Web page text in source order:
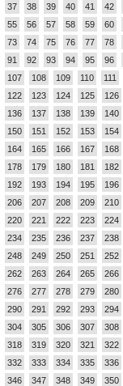
37
38 39 40 41 42
55
56 57 58 59 60
73
74 75 76 77 78
91
92 93 94 95 96
107
108 109 110 111
122
123 124 125 126
136
137 138 139 140
150
151 152 153 154
164
165 166 167 168
178
179 180 181 182
192
193 194 195 196
206
207 208 209 210
220
221 222 223 224
234
235 236 237 238
248
249 250 251 252
262
263 264 265 266
276
277 278 279 280
290
291 292 293 294
304
305 306 307 308
318
319 320 321 322
332
333 334 335 336
346
347 348 349 350